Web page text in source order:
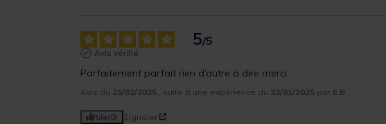
5/5
Avis vérifié
Parfaitement parfait rien d’autre à dire merci
Avis du 25/02/2025 , suite à une expérience du 23/01/2025 par E.B.
Utile(0) Signaler